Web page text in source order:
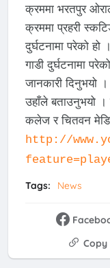
क्रममा भरतपुर
क्रममा प्रहरी
दुर्घटनामा परेको
गाडी दुर्घटनामा
जानकारी दिनुभयो
उहाँले बताउनुभयो
कलेज र चितवन
http://
Tags: News
Copy